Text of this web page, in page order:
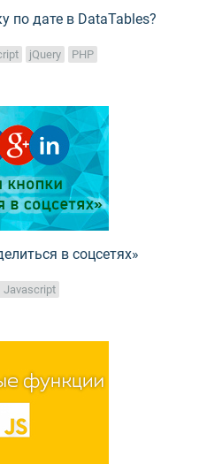
по дате в DataTables?
jQuery PHP
в соцсетях»
Javascript